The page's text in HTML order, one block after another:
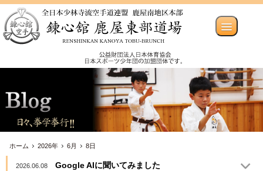
ホーム 2026年 6月 8日
2026.06.08 Google AIに聞いてみました